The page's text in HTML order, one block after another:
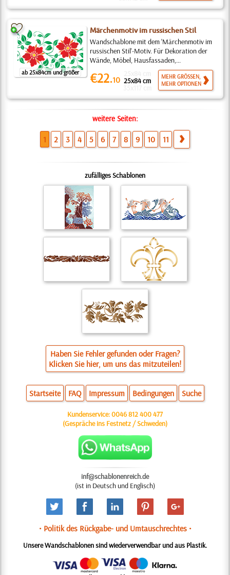
ab 25x84cm und größer
Märchenmotiv im russischen Stil
Wandschablone mit dem 'Märchenmotiv im
russischen Stil'-Motiv. Für Dekoration der
Wände, Möbel, Hausfassaden,...
€22.10 25x84 cm
MEHR GRÖSSEN,
MEHR OPTIONEN
weitere Seiten:
1 2 3 4 5 6 7 8 9 10 11
zufälliges Schablonen
Haben Sie Fehler gefunden oder Fragen?
Klicken Sie hier, um uns das mitzuteilen!
Startseite FAQ Impressum Bedingungen Suche
Kundenservice:0046 812 400 477
(Gespräche ins Festnetz / Schweden)
inf@schablonenreich.de
(ist in Deutsch und Englisch)
• Politik des Rückgabe- und Umtauschrechtes •
Unsere Wandschablonen sind wiederverwendbar und aus Plastik.